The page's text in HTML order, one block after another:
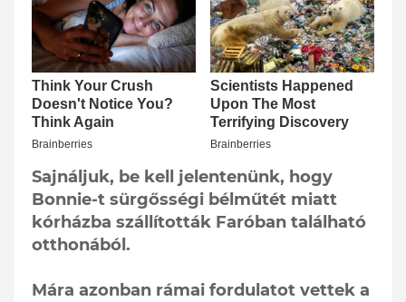
Sajnáljuk, be kell jelentenünk, hogy
Bonnie-t sürgősségi bélműtét miatt
kórházba szállították Faróban található
otthonából.
Mára azonban rámai fordulatot vettek a